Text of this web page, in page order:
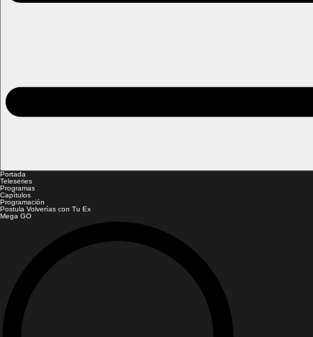
Portada
Teleseries
Programas
Capítulos
Programación
Postula Volverías con Tu Ex
Mega GO